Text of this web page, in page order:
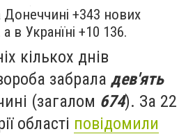
+343 нових
в Укранїні +10 136.
кількох днів
забрала дев'ять
(загалом 674). За 22
області повідомили